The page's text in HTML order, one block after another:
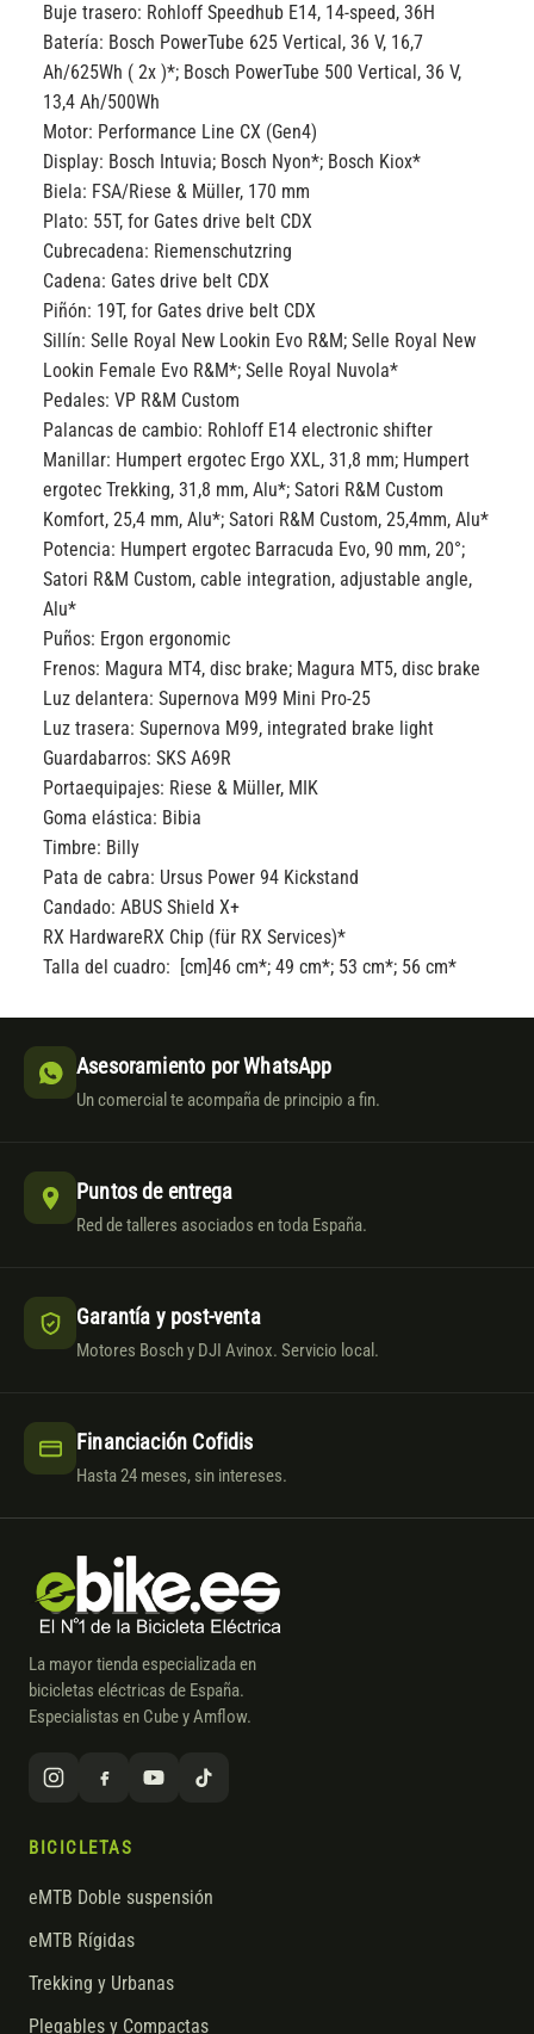
Buje trasero: Rohloff Speedhub E14, 14-speed, 36H
Batería: Bosch PowerTube 625 Vertical, 36 V, 16,7
Ah/625Wh ( 2x )*; Bosch PowerTube 500 Vertical, 36 V,
13,4 Ah/500Wh
Motor: Performance Line CX (Gen4)
Display: Bosch Intuvia; Bosch Nyon*; Bosch Kiox*
Biela: FSA/Riese & Müller, 170 mm
Plato: 55T, for Gates drive belt CDX
Cubrecadena: Riemenschutzring
Cadena: Gates drive belt CDX
Piñón: 19T, for Gates drive belt CDX
Sillín:Selle Royal New Lookin Evo R&M; Selle Royal New
Lookin Female Evo R&M*; Selle Royal Nuvola*
Pedales:VP R&M Custom
Palancas de cambio: Rohloff E14 electronic shifter
Manillar: Humpert ergotec Ergo XXL, 31,8 mm; Humpert
ergotec Trekking, 31,8 mm, Alu*; Satori R&M Custom
Komfort, 25,4 mm, Alu*; Satori R&M Custom, 25,4mm, Alu*
Potencia: Humpert ergotec Barracuda Evo, 90 mm, 20°;
Satori R&M Custom, cable integration, adjustable angle,
Alu*
Puños: Ergon ergonomic
Frenos: Magura MT4, disc brake; Magura MT5, disc brake
Luz delantera:Supernova M99 Mini Pro-25
Luz trasera:Supernova M99, integrated brake light
Guardabarros:SKS A69R
Portaequipajes: Riese & Müller, MIK
Goma elástica: Bibia
Timbre: Billy
Pata de cabra: Ursus Power 94 Kickstand
Candado:ABUS Shield X+
RX HardwareRX Chip (für RX Services)*
Talla del cuadro: [cm]46 cm*; 49 cm*; 53 cm*; 56 cm*
Asesoramiento por WhatsApp
Un comercial te acompaña de principio a fin.
Puntos de entrega
Red de talleres asociados en toda España.
Garantía y post-venta
Motores Bosch y DJI Avinox. Servicio local.
Financiación Cofidis
Hasta 24 meses, sin intereses.
La mayor tienda especializada en
bicicletas eléctricas de España.
Especialistas en Cube y Amflow.
BICICLETAS
eMTB Doble suspensión
eMTB Rígidas
Trekking y Urbanas
Plegables y Compactas